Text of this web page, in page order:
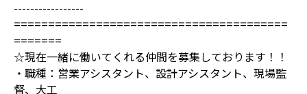
-----------------
========================================
=======
☆現在一緒に働いてくれる仲間を募集しております！！
・職種：営業アシスタント、設計アシスタント、現場監
督、大工